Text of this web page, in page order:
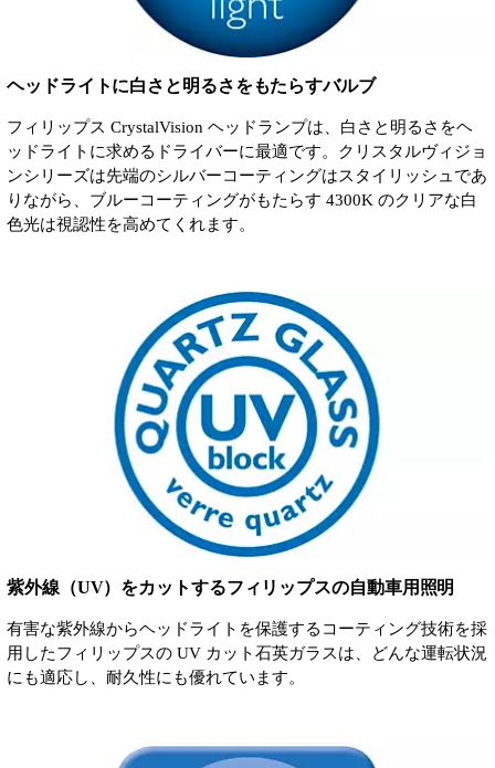
ヘッドライトに白さと明るさをもたらすバルブ
フィリップス CrystalVision ヘッドランプは、白さと明るさをヘ
ッドライトに求めるドライバーに最適です。クリスタルヴィジョ
ンシリーズは先端のシルバーコーティングはスタイリッシュであ
りながら、ブルーコーティングがもたらす 4300K のクリアな白
色光は視認性を高めてくれます。
紫外線（UV）をカットするフィリップスの自動車用照明
有害な紫外線からヘッドライトを保護するコーティング技術を採
用したフィリップスの UV カット石英ガラスは、どんな運転状況
にも適応し、耐久性にも優れています。